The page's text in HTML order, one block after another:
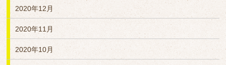
2020年12月
2020年11月
2020年10月